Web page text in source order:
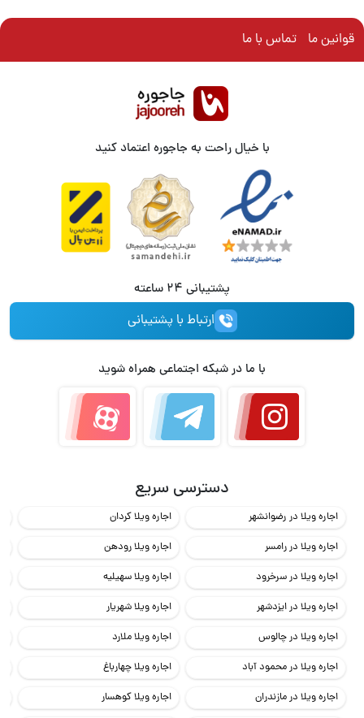
قوانین ما تماس با ما
دسترسی سریع
اجاره ویلا در رضوانشهر
اجاره ویلا در رامسر
اجاره ویلا در سرخرود
اجاره ویلا در ایزدشهر
اجاره ویلا در چالوس
اجاره ویلا در محمود آباد
اجاره ویلا در مازندران
اجاره ویلا کردان
اجاره ویلا رودهن
اجاره ویلا سهیلیه
اجاره ویلا شهریار
اجاره ویلا ملارد
اجاره ویلا چهارباغ
اجاره ویلا کوهسار
با ما در شبکه اجتماعی همراه شوید
با خیال راحت به جاجوره اعتماد کنید
پشتیبانی 24 ساعته
ارتباط با پشتیبانی